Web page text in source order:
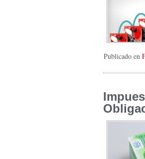
Publicado en